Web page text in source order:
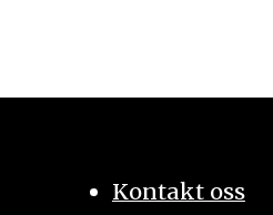
Kontakt oss